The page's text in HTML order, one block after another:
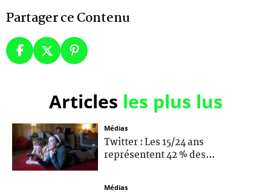
Partager ce Contenu
Articles les plus lus
Médias
Twitter : Les 15/24 ans
représentent 42 % des...
Médias